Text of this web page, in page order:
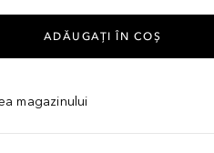
ADĂUGAȚI ÎN COŞ
magazinului